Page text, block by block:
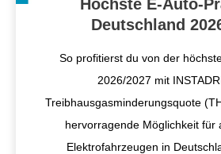
Höchste E-Auto-
Deutschland
So profitierst du von der
2026/2027 mit
Treibhausgasminderungsquote
hervorragende Möglichkeit für
Elektrofahrzeugen in